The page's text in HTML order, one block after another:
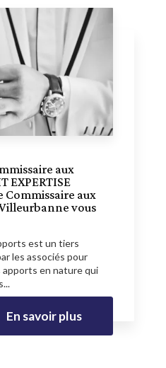
aux
EXPERTISE
aux
vous
est un tiers
les associés pour
apports en nature qui
En savoir plus